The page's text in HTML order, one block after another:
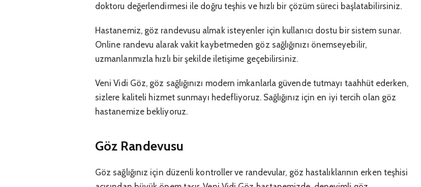
doktoru değerlendirmesi ile doğru teşhis ve hızlı bir çözüm süreci başlatabilirsiniz.
Hastanemiz, göz randevusu almak isteyenler için kullanıcı dostu bir sistem sunar.
Online randevu alarak vakit kaybetmeden göz sağlığınızı önemseyebilir,
uzmanlarımızla hızlı bir şekilde iletişime geçebilirsiniz.
Veni Vidi Göz, göz sağlığınızı modern imkanlarla güvende tutmayı taahhüt ederken,
sizlere kaliteli hizmet sunmayı hedefliyoruz. Sağlığınız için en iyi tercih olan göz
hastanemize bekliyoruz.
Göz Randevusu
Göz sağlığınız için düzenli kontroller ve randevular, göz hastalıklarının erken teşhisi